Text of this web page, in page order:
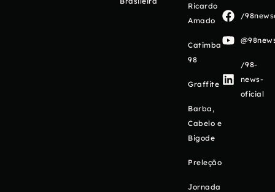
Ricardo
Amado
Catimba
98
Graffite
Barba,
Cabelo e
Bigode
Preleção
Jornada
/
/98-
news-
oficial